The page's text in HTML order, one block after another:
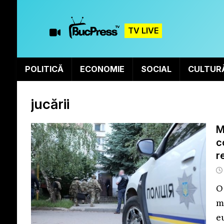
TV LIVE
POLITICĂ ECONOMIE SOCIAL
jucării